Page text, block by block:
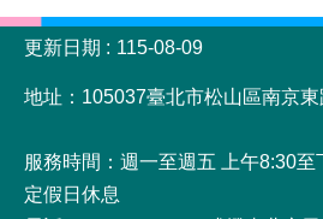
:::
更新日期
115-08-09
地址：105037臺北市松山區
服務時間：週一至週五 上午8:30
定假日休息